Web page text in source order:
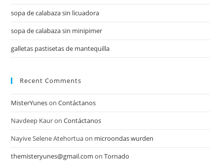
sopa de calabaza sin licuadora
sopa de calabaza sin minipimer
galletas pastisetas de mantequilla
Recent Comments
MisterYunesonContáctanos
Navdeep KauronContáctanos
Nayive Selene Atehortuaon microondas wurden
themisteryunes@gmail.com onTornado